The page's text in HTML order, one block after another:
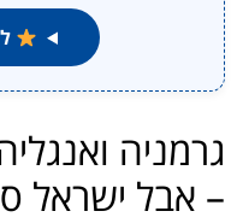
גרמניה
– אבל ישראל